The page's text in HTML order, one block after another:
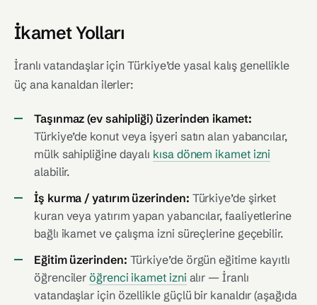
İkamet Yolları
İranlı vatandaşlar için Türkiye’de yasal kalış genellikle
üç ana kanaldan ilerler:
Taşınmaz (ev sahipliği) üzerinden ikamet:
Türkiye’de konut veya işyeri satın alan yabancılar,
mülk sahipliğine dayalı kısa dönem ikamet izni
alabilir.
İş kurma / yatırım üzerinden: Türkiye’de şirket
kuran veya yatırım yapan yabancılar, faaliyetlerine
bağlı ikamet ve çalışma izni süreçlerine geçebilir.
Eğitim üzerinden: Türkiye’de örgün eğitime kayıtlı
öğrencileröğrenci ikamet izni alır — İranlı
vatandaşlar için özellikle güçlü bir kanaldır (aşağıda